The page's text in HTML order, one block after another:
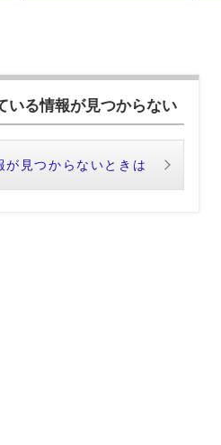
いる情報が見つからない
が見つからないときは